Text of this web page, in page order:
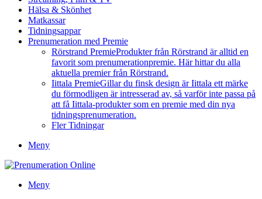
Hälsa & Skönhet
Matkassar
Tidningsappar
Prenumeration med Premie
Rörstrand PremieProdukter från Rörstrand är alltid en
favorit som prenumerationpremie. Här hittar du alla
aktuella premier från Rörstrand.
Iittala PremieGillar du finsk design är Iittala ett märke
du förmodligen är intresserad av, så varför inte passa på
att få Iittala-produkter som en premie med din nya
tidningsprenumeration.
Fler Tidningar
Meny
Meny